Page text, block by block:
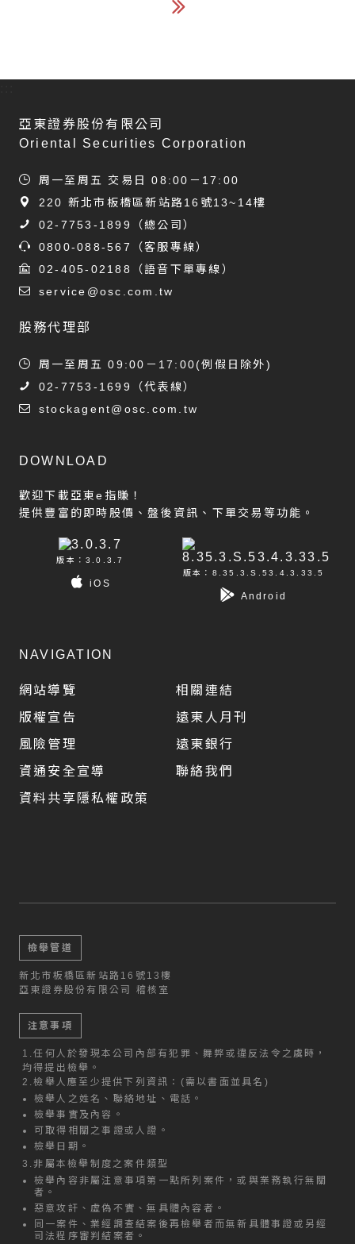
亞東證券股份有限公司
Oriental Securities Corporation
周一至周五 交易日 08:00－17:00
220 新北市板橋區新站路16號13~14樓
02-7753-1899
（總公司）
0800-088-567
（客服專線）
02-405-02188
（語音下單專線）
service@osc.com.tw
股務代理部
周一至周五 09:00－17:00(例假日除外)
02-7753-1699
（代表線）
stockagent@osc.com.tw
DOWNLOAD
歡迎下載亞東e指賺！
提供豐富的即時股價、盤後資訊、下單交易等功能。
版本：3.0.3.7
iOS
版本：8.35.3.S.53.4.3.33.5
Android
NAVIGATION
網站導覽
版權宣告
風險管理
資通安全宣導
資料共享隱私權政策
相關連結
遠東人月刊
遠東銀行
聯絡我們
檢舉管道
新北市板橋區新站路16號13樓
亞東證券股份有限公司 稽核室
注意事項
1.任何人於發現本公司內部有犯罪、舞弊或違反法令之虞時，
均得提出檢舉。
2.檢舉人應至少提供下列資訊：(需以書面並具名)
檢舉人之姓名、聯絡地址、電話。
檢舉事實及內容。
可取得相關之事證或人證。
檢舉日期。
3.非屬本檢舉制度之案件類型
檢舉內容非屬注意事項第一點所列案件，或與業務執行無關
者。
惡意攻訐、虛偽不實、無具體內容者。
同一案件、業經調查結案後再檢舉者而無新具體事證或另經
司法程序審判結案者。